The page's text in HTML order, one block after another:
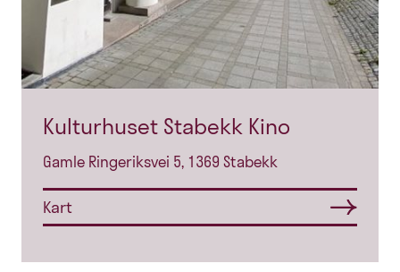
Kulturhuset Stabekk Kino
Gamle Ringeriksvei 5, 1369 Stabekk
Kart